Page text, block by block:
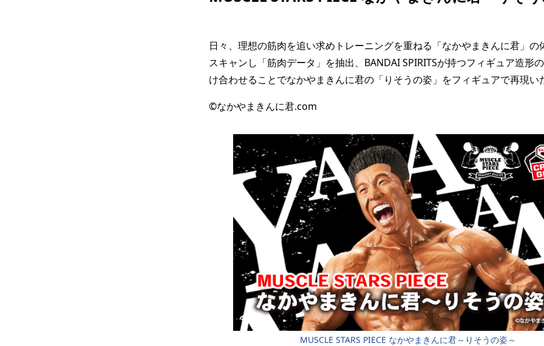
日々、理想の筋肉を追い求めトレーニングを重ねる「なかやまきんに君」の
スキャンし「筋肉データ」を抽出、BANDAI SPIRITSが持つフィギュア造形
け合わせることでなかやまきんに君の「りそうの姿」をフィギュアで再現い
©なかやまきんに君.com
MUSCLE STARS PIECE なかやまきんに君～りそうの姿～